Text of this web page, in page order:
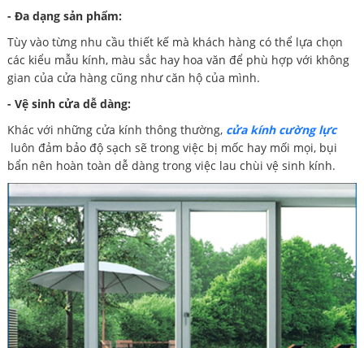
- Đa dạng sản phẩm:
Tùy vào từng nhu cầu thiết kế mà khách hàng có thể lựa chọn
các kiểu mẫu kính, màu sắc hay hoa văn để phù hợp với không
gian của cửa hàng cũng như căn hộ của mình.
- Vệ sinh cửa dễ dàng:
Khác với những cửa kính thông thường,cửa kính cường lực
luôn đảm bảo độ sạch sẽ trong việc bị mốc hay mối mọi, bụi
bẩn nên hoàn toàn dễ dàng trong việc lau chùi vệ sinh kính.